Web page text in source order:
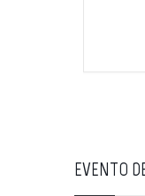
EVENTO